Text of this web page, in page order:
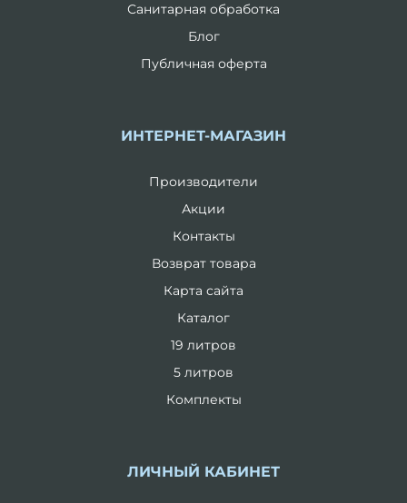
Санитарная обработка
Блог
Публичная оферта
ИНТЕРНЕТ-МАГАЗИН
Производители
Акции
Контакты
Возврат товара
Карта сайта
Каталог
19 литров
5 литров
Комплекты
ЛИЧНЫЙ КАБИНЕТ